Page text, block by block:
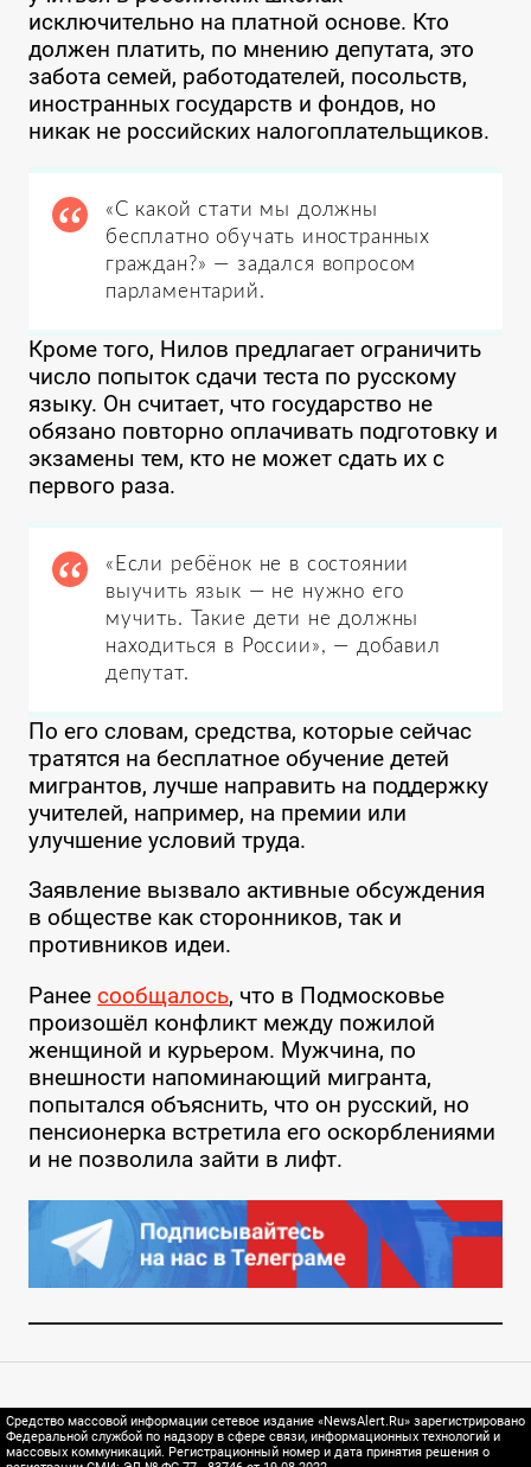
исключительно на платной основе. Кто
должен платить, по мнению депутата, это
забота семей, работодателей, посольств,
иностранных государств и фондов, но
никак не российских налогоплательщиков.
«С какой стати мы должны
бесплатно обучать иностранных
граждан?» — задался вопросом
парламентарий.
Кроме того, Нилов предлагает ограничить
число попыток сдачи теста по русскому
языку. Он считает, что государство не
обязано повторно оплачивать подготовку и
экзамены тем, кто не может сдать их с
первого раза.
«Если ребёнок не в состоянии
выучить язык — не нужно его
мучить. Такие дети не должны
находиться в России», — добавил
депутат.
По его словам, средства, которые сейчас
тратятся на бесплатное обучение детей
мигрантов, лучше направить на поддержку
учителей, например, на премии или
улучшение условий труда.
Заявление вызвало активные обсуждения
в обществе как сторонников, так и
противников идеи.
Ранее сообщалось, что в Подмосковье
произошёл конфликт между пожилой
женщиной и курьером. Мужчина, по
внешности напоминающий мигранта,
попытался объяснить, что он русский, но
пенсионерка встретила его оскорблениями
и не позволила зайти в лифт.
Средство массовой информации сетевое издание «NewsAlert.Ru» зарегистрировано
Федеральной службой по надзору в сфере связи, информационных технологий и
массовых коммуникаций. Регистрационный номер и дата принятия решения о